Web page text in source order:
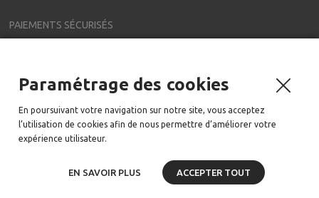
PAIEMENTS SÉCURISÉS
NEWSLETTER
Meovia a régulièrement de nouveaux accessoires pour votre voiture
Email:
Paramétrage des cookies
En poursuivant votre navigation sur notre site, vous acceptez
l’utilisation de cookies afin de nous permettre d’améliorer votre
expérience utilisateur.
EN SAVOIR PLUS ACCEPTER TOUT